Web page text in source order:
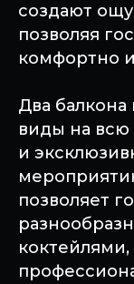
создают
позволяя
комфортно
Два
виды на всю
и
позволяет